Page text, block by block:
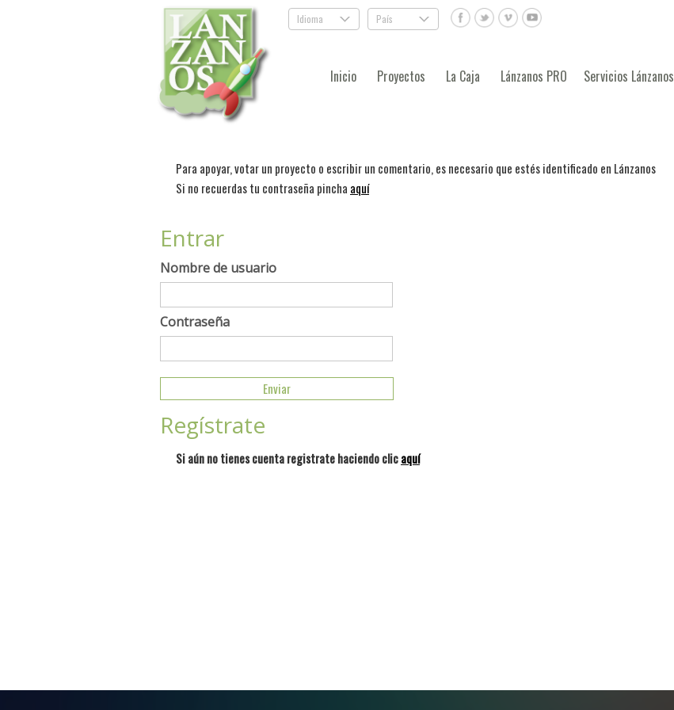
Idioma . País .
Inicio Proyectos La Caja Lánzanos PRO Servicios Lánzanos
Para apoyar, votar un proyecto o escribir un comentario, es necesario que estés identificado en Lánzanos
Si no recuerdas tu contraseña pincha aquí
Entrar
Nombre de usuario
Contraseña
Regístrate
Si aún no tienes cuenta registrate haciendo clicaquí